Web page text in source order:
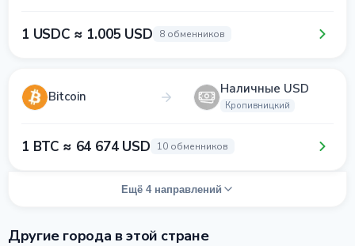
1 USDC ≈ 1.005 USD 8 обменников
Bitcoin Наличные USD
Кропивницкий
1 BTC ≈ 64 674 USD 10 обменников
Ещё 4 направлений
Другие города в этой стране